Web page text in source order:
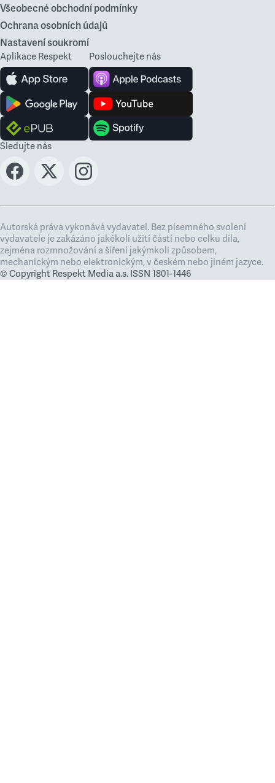
Všeobecné obchodní podmínky
Ochrana osobních údajů
Nastavení soukromí
Aplikace Respekt Poslouchejte nás
Sledujte nás
Autorská práva vykonává vydavatel. Bez písemného svolení
vydavatele je zakázáno jakékoli užití částí nebo celku díla,
zejména rozmnožování a šíření jakýmkoli způsobem,
mechanickým nebo elektronickým, v českém nebo jiném jazyce.
© Copyright Respekt Media a.s. ISSN 1801-1446